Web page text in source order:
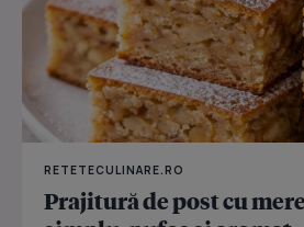
RETETECULINARE.RO
Prajitură de post cu